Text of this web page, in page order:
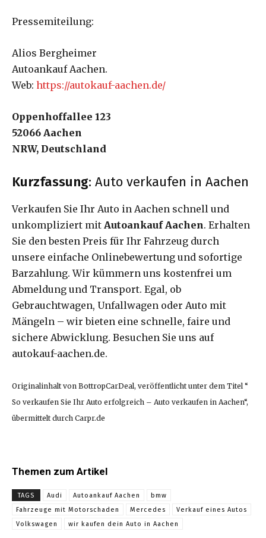
Pressemiteilung:
Alios Bergheimer
Autoankauf Aachen.
Web: https://autokauf-aachen.de/
Oppenhoffallee 123
52066 Aachen
NRW, Deutschland
Kurzfassung: Auto verkaufen in Aachen
Verkaufen Sie Ihr Auto in Aachen schnell und
unkompliziert mit Autoankauf Aachen. Erhalten
Sie den besten Preis für Ihr Fahrzeug durch
unsere einfache Onlinebewertung und sofortige
Barzahlung. Wir kümmern uns kostenfrei um
Abmeldung und Transport. Egal, ob
Gebrauchtwagen, Unfallwagen oder Auto mit
Mängeln – wir bieten eine schnelle, faire und
sichere Abwicklung. Besuchen Sie uns auf
autokauf-aachen.de.
Originalinhalt von BottropCarDeal, veröffentlicht unter dem Titel “
So verkaufen Sie Ihr Auto erfolgreich – Auto verkaufen in Aachen“,
übermittelt durch Carpr.de
Themen zum Artikel
TAGS Audi Autoankauf Aachen
bmw
Fahrzeuge mit Motorschaden
Mercedes
Verkauf eines Autos
Volkswagen
wir kaufen dein Auto in Aachen